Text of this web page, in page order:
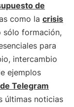
de
como la crisis
sólo formación,
para
intercambio
ejemplos
Telegram
últimas noticias